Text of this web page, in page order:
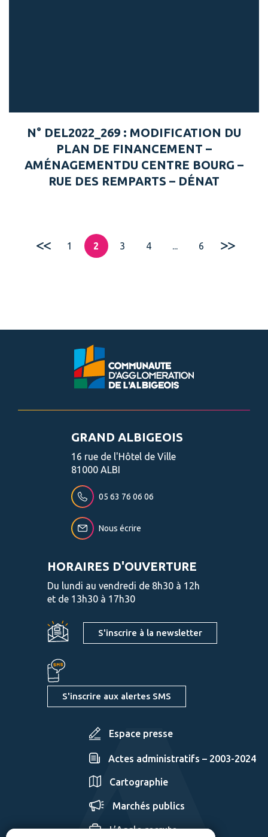
N° DEL2022_269 : MODIFICATION DU
PLAN DE FINANCEMENT –
AMÉNAGEMENTDU CENTRE BOURG –
RUE DES REMPARTS – DÉNAT
Page précédente
1 2 3 4 ... 6
Page
GRAND ALBIGEOIS
16 rue de l'Hôtel de Ville
81000 ALBI
05 63 76 06 06
Nous écrire
HORAIRES D'OUVERTURE
Du lundi au vendredi de 8h30 à 12h
et de 13h30 à 17h30
S'inscrire à la newsletter
S'inscrire aux alertes SMS
Espace presse
Actes administratifs – 2003-2024
Cartographie
Marchés publics
L’Agglo recrute